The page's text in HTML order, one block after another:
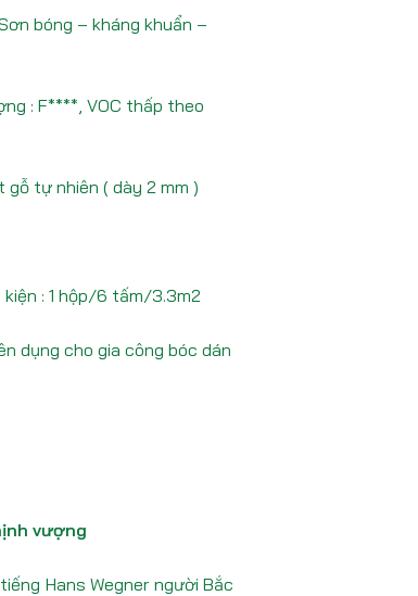
bóng – kháng khuẩn –
: F****, VOC thấp theo
gỗ tự nhiên ( dày 2 mm )
: 1 hộp/6 tấm/3.3m2
dụng cho gia công bóc dán
vượng
Hans Wegner người Bắc